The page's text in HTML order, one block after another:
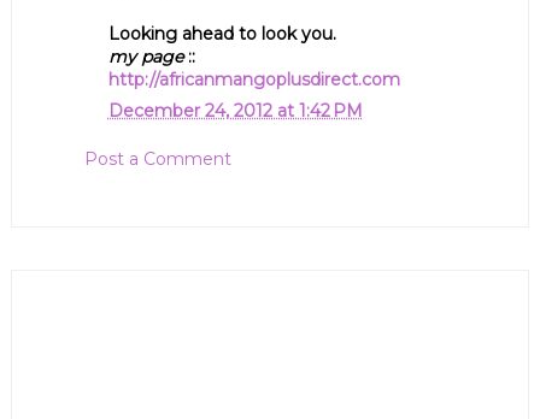
Looking ahead to look you.
my page::
http://africanmangoplusdirect.com
December 24, 2012 at 1:42 PM
Post a Comment